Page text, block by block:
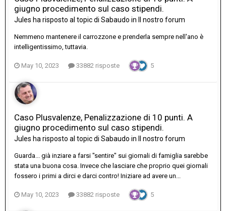
giugno procedimento sul caso stipendi.
Jules ha risposto al topic di Sabaudo in Il nostro forum
Nemmeno mantenere il carrozzone e prenderla sempre nell'ano è
intelligentissimo, tuttavia.
May 10, 2023 33882 risposte 5
Caso Plusvalenze, Penalizzazione di 10 punti. A
giugno procedimento sul caso stipendi.
Jules ha risposto al topic di Sabaudo in Il nostro forum
Guarda... già inziare a farsi "sentire" sui giornali di famiglia sarebbe
stata una buona cosa. Invece che lasciare che proprio quei giornali
fossero i primi a dirci e darci contro! Iniziare ad avere un...
May 10, 2023 33882 risposte 5